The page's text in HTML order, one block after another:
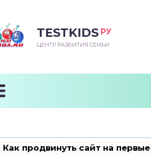
TESTKIDS РУ
ЦЕНТР РАЗВИТИЯ СЕМЬИ
Как продвинуть сайт на